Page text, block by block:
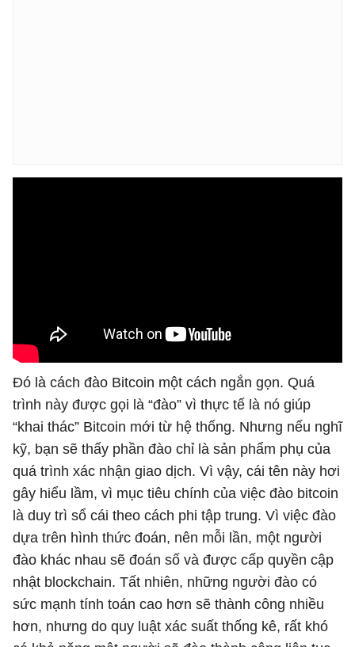
Đó là cách đào Bitcoin một cách ngắn gọn. Quá
trình này được gọi là “đào” vì thực tế là nó giúp
“khai thác” Bitcoin mới từ hệ thống. Nhưng nếu nghĩ
kỹ, bạn sẽ thấy phần đào chỉ là sản phẩm phụ của
quá trình xác nhận giao dịch. Vì vậy, cái tên này hơi
gây hiểu lầm, vì mục tiêu chính của việc đào bitcoin
là duy trì sổ cái theo cách phi tập trung. Vì việc đào
dựa trên hình thức đoán, nên mỗi lần, một người
đào khác nhau sẽ đoán số và được cấp quyền cập
nhật blockchain. Tất nhiên, những người đào có
sức mạnh tính toán cao hơn sẽ thành công nhiều
hơn, nhưng do quy luật xác suất thống kê, rất khó